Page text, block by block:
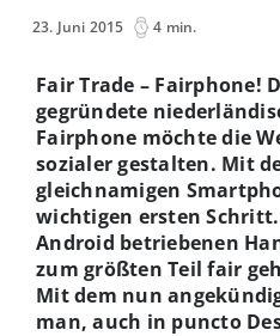
23. Juni 2015 4 min.
Fair Trade – Fairphone!
gegründete
Fairphone möchte die
sozialer gestalten. Mit
gleichnamigen
wichtigen ersten
Android betriebenen
zum größten Teil fair
Mit dem nun
man, auch in puncto